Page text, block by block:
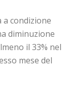
a condizione
diminuzione
il 33% nel
mese del